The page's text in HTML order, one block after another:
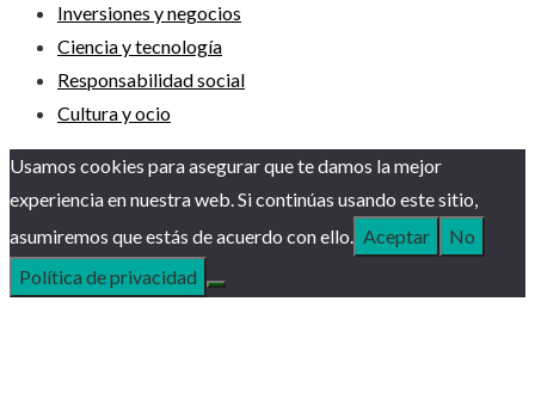
Inversiones y negocios
Ciencia y tecnología
Responsabilidad social
Cultura y ocio
Usamos cookies para asegurar que te damos la mejor
experiencia en nuestra web. Si continúas usando este sitio,
asumiremos que estás de acuerdo con ello. Aceptar
No
Política de privacidad